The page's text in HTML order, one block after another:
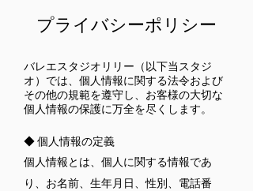
プライバシーポリシー
バレエスタジオリリー（以下当スタジ
オ）では、個人情報に関する法令および
その他の規範を遵守し、お客様の大切な
個人情報の保護に万全を尽くします。
◆ 個人情報の定義
個人情報とは、個人に関する情報であ
り、お名前、生年月日、性別、電話番